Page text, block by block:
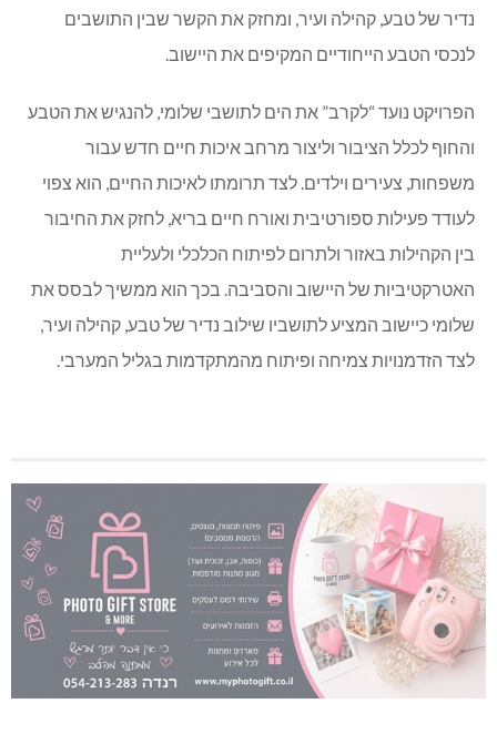
נדיר של טבע, קהילה ועיר, ומחזק את הקשר שבין התושבים
לנכסי הטבע הייחודיים המקיפים את היישוב.
הפרויקט נועד “לקרב” את הים לתושבי שלומי, להנגיש את הטבע
והחוף לכלל הציבור וליצור מרחב איכות חיים חדש עבור
משפחות, צעירים וילדים. לצד תרומתו לאיכות החיים, הוא צפוי
לעודד פעילות ספורטיבית ואורח חיים בריא, לחזק את החיבור
בין הקהילות באזור ולתרום לפיתוח הכלכלי ולעליית
האטרקטיביות של היישוב והסביבה. בכך הוא ממשיך לבסס את
שלומי כיישוב המציע לתושביו שילוב נדיר של טבע, קהילה ועיר,
לצד הזדמנויות צמיחה ופיתוח מהמתקדמות בגליל המערבי.